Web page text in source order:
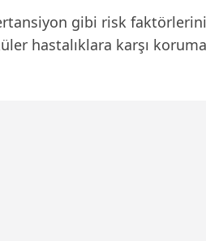
gibi risk
hastalıklara karşı